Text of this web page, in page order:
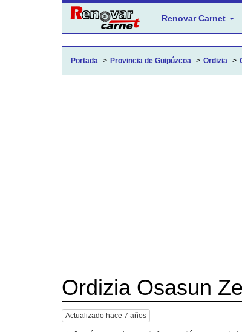
Renovar Carnet
Portada Provincia de Guipúzcoa Ordizia
Ordizia Osasun
Actualizado hace 7 años